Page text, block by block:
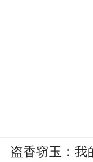
盗香窃玉：我